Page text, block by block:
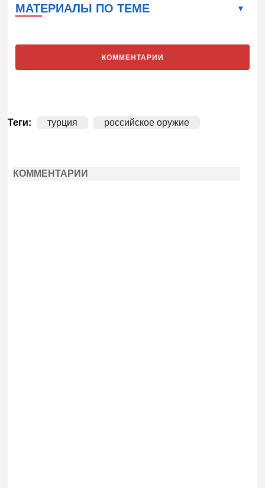
МАТЕРИАЛЫ ПО ТЕМЕ
КОММЕНТАРИИ
Теги: турция российское оружие
КОММЕНТАРИИ